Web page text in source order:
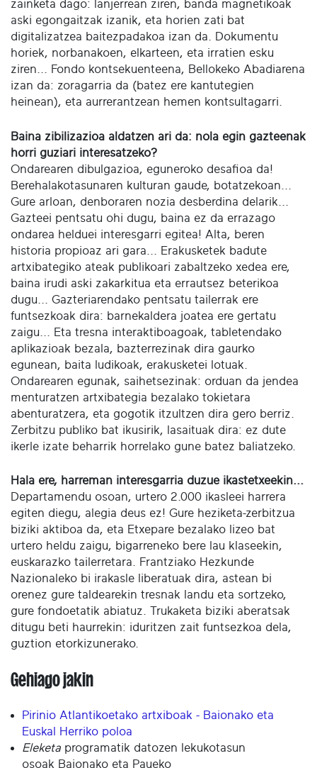
zainketa dago: lanjerrean ziren, banda magnetikoak
aski egongaitzak izanik, eta horien zati bat
digitalizatzea baitezpadakoa izan da. Dokumentu
horiek, norbanakoen, elkarteen, eta irratien esku
ziren... Fondo kontsekuenteena, Bellokeko Abadiarena
izan da: zoragarria da (batez ere kantutegien
heinean), eta aurrerantzean hemen kontsultagarri.
Baina zibilizazioa aldatzen ari da: nola egin gazteenak
horri guziari interesatzeko?
Ondarearen dibulgazioa, eguneroko desafioa da!
Berehalakotasunaren kulturan gaude, botatzekoan...
Gure arloan, denboraren nozia desberdina delarik...
Gazteei pentsatu ohi dugu, baina ez da errazago
ondarea helduei interesgarri egitea! Alta, beren
historia propioaz ari gara... Erakusketek badute
artxibategiko ateak publikoari zabaltzeko xedea ere,
baina irudi aski zakarkitua eta errautsez beterikoa
dugu... Gazteriarendako pentsatu tailerrak ere
funtsezkoak dira: barnekaldera joatea ere gertatu
zaigu... Eta tresna interaktiboagoak, tabletendako
aplikazioak bezala, bazterrezinak dira gaurko
egunean, baita ludikoak, erakusketei lotuak.
Ondarearen egunak, saihetsezinak: orduan da jendea
menturatzen artxibategia bezalako tokietara
abenturatzera, eta gogotik itzultzen dira gero berriz.
Zerbitzu publiko bat ikusirik, lasaituak dira: ez dute
ikerle izate beharrik horrelako gune batez baliatzeko.
Hala ere, harreman interesgarria duzue ikastetxeekin...
Departamendu osoan, urtero 2.000 ikasleei harrera
egiten diegu, alegia deus ez! Gure heziketa-zerbitzua
biziki aktiboa da, eta Etxepare bezalako lizeo bat
urtero heldu zaigu, bigarreneko bere lau klaseekin,
euskarazko tailerretara. Frantziako Hezkunde
Nazionaleko bi irakasle liberatuak dira, astean bi
orenez gure taldearekin tresnak landu eta sortzeko,
gure fondoetatik abiatuz. Trukaketa biziki aberatsak
ditugu beti haurrekin: iduritzen zait funtsezkoa dela,
guztion etorkizunerako.
Gehiago jakin
Pirinio Atlantikoetako artxiboak - Baionako eta
Euskal Herriko poloa
Eleketa programatik datozen lekukotasun
osoak Baionako eta Paueko